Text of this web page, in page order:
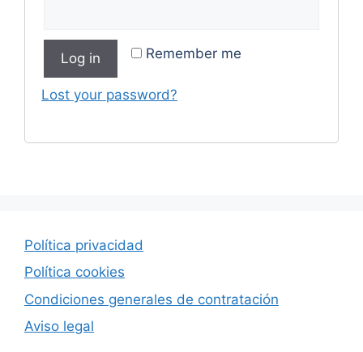
Remember me
Log in
Lost your password?
Política privacidad
Política cookies
Condiciones generales de contratación
Aviso legal